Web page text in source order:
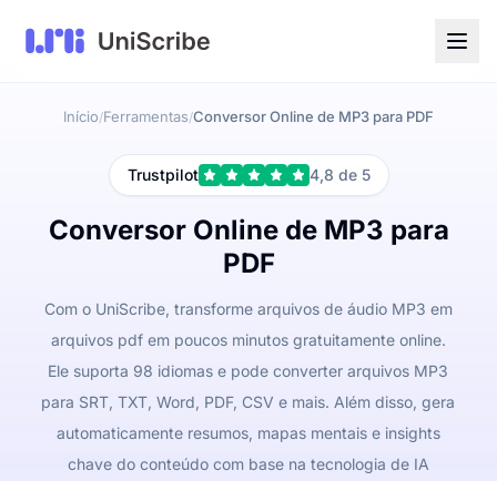
Início/Ferramentas/Conversor Online de MP3 para PDF
Trustpilot 4,8 de 5
Conversor Online de MP3 para
PDF
Com o UniScribe, transforme arquivos de áudio MP3 em
arquivos pdf em poucos minutos gratuitamente online.
Ele suporta 98 idiomas e pode converter arquivos MP3
para SRT, TXT, Word, PDF, CSV e mais. Além disso, gera
automaticamente resumos, mapas mentais e insights
chave do conteúdo com base na tecnologia de IA